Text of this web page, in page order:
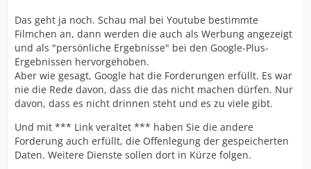
Das geht ja noch. Schau mal bei Youtube bestimmte
Filmchen an, dann werden die auch als Werbung angezeigt
und als "persönliche Ergebnisse" bei den Google-Plus-
Ergebnissen hervorgehoben.
Aber wie gesagt, Google hat die Forderungen erfüllt. Es war
nie die Rede davon, dass die das nicht machen dürfen. Nur
davon, dass es nicht drinnen steht und es zu viele gibt.
Und mit *** Link veraltet *** haben Sie die andere
Forderung auch erfüllt, die Offenlegung der gespeicherten
Daten. Weitere Dienste sollen dort in Kürze folgen.